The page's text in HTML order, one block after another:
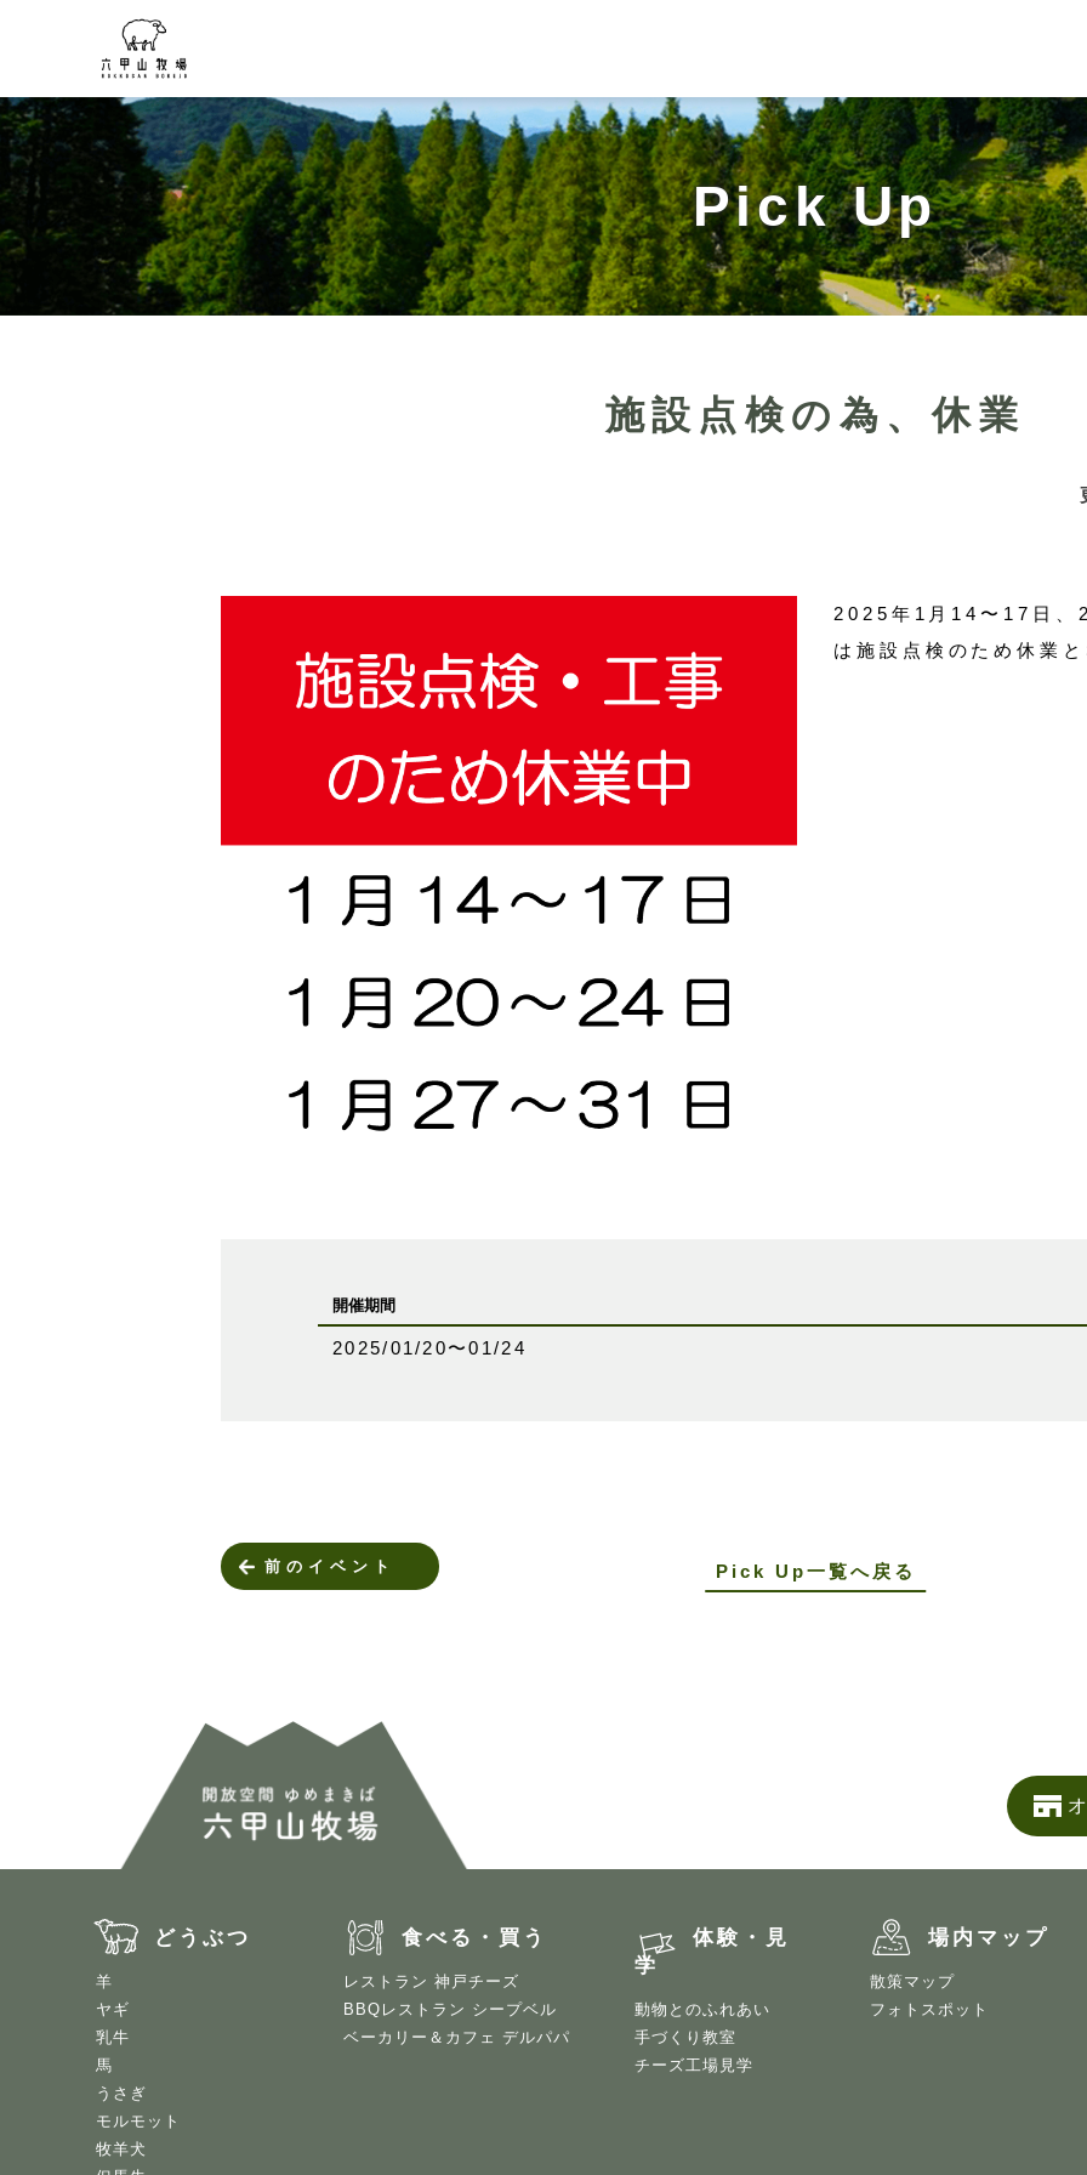
Pick Up
施設点検の為、休業
2025年1月14〜17日、
は施設点検のため休業と
開催期間
2025/01/20〜01/24
前のイベント Pick Up一覧へ戻る
どうぶつ
羊
ヤギ
乳牛
馬
うさぎ
モルモット
牧羊犬
食べる・買う
レストラン 神戸チーズ
BBQレストラン シープベル
ベーカリー＆カフェ デルパパ
体験・見
学
動物とのふれあい
手づくり教室
チーズ工場見学
場内マップ
散策マップ
フォトスポット